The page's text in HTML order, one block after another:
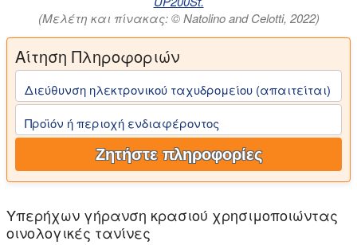
(Μελέτη και πίνακας: © Natolino and Celotti, 2022)
Αίτηση Πληροφοριών
Διεύθυνση ηλεκτρονικού ταχυδρομείου (απαιτείται)
Προϊόν ή περιοχή ενδιαφέροντος
Ζητήστε πληροφορίες
Υπερήχων γήρανση κρασιού χρησιμοποιώντας
οινολογικές τανίνες